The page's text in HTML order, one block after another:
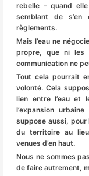
rebelle – quand
semblant de
règlements.
Mais l’eau ne
propre, que ni les
communication ne
Tout cela pourrait
volonté. Cela
lien entre l’eau et
l’expansion
suppose aussi,
du territoire au lieu
venues d’en haut.
Nous ne sommes
de faire autrement,